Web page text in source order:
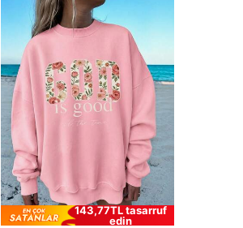
143,77TL tasarruf
edin